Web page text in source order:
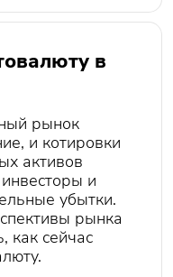
в
рынок
и котировки
активов
и
убытки.
рынка
как сейчас